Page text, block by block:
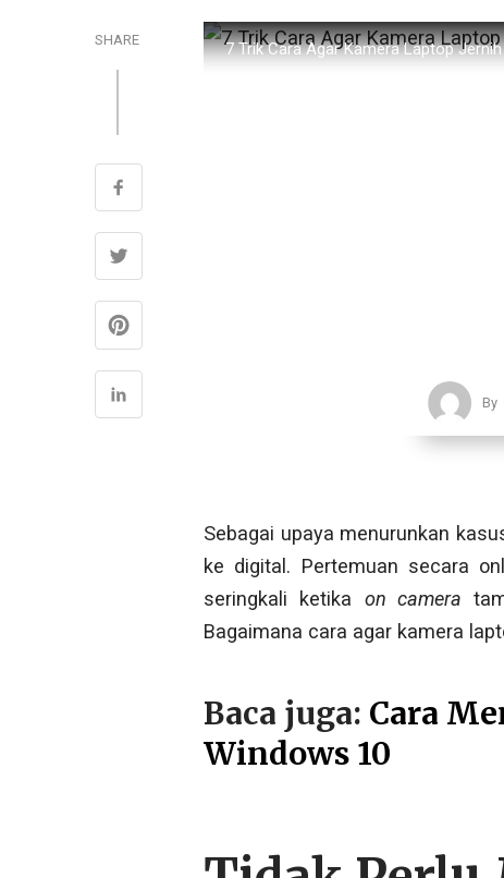
SHARE 7 Trik Cara Agar Kamera Laptop
By
Sebagai upaya menurunkan
ke digital. Pertemuan secara
seringkali ketika on camera
Bagaimana cara agar kamera
Baca juga: Cara
Windows 10